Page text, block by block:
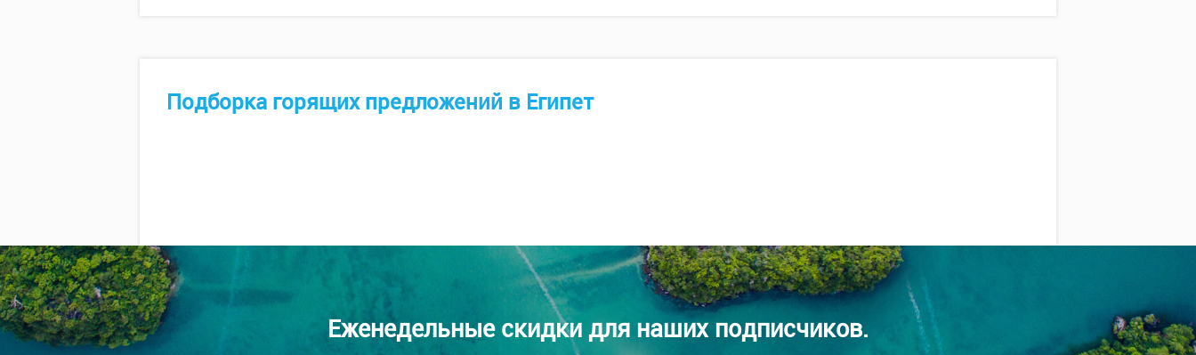
Подборка горящих предложений в Египет
Еженедельные скидки для наших подписчиков.